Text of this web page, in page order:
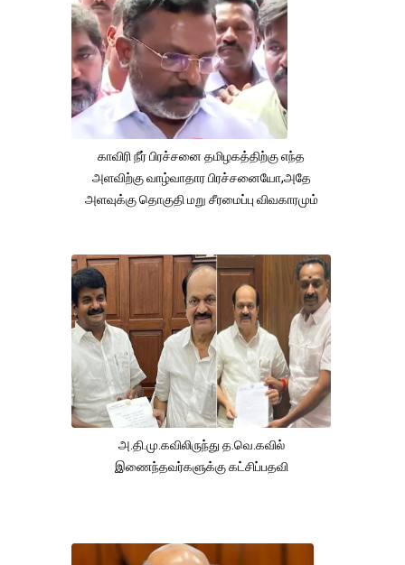
காவிரி நீர் பிரச்சனை தமிழகத்திற்கு எந்த
அளவிற்கு வாழ்வாதார பிரச்சனையோ,அதே
அளவுக்கு தொகுதி மறு சீரமைப்பு விவகாரமும்
அ.தி.மு.கவிலிருந்து த.வெ.கவில்
இணைந்தவர்களுக்கு கட்சிப்பதவி